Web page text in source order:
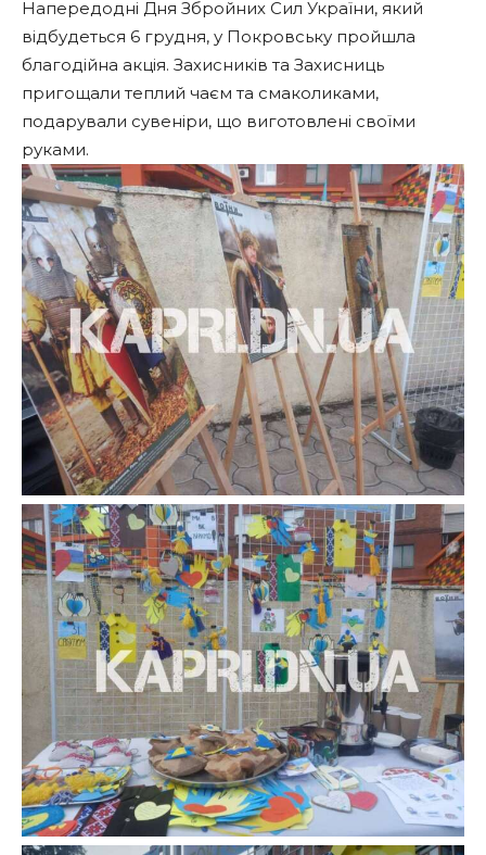
Напередодні Дня Збройних Сил України, який
відбудеться 6 грудня, у Покровську пройшла
благодійна акція. Захисників та Захисниць
пригощали теплий чаєм та смаколиками,
подарували сувеніри, що виготовлені своїми
руками.